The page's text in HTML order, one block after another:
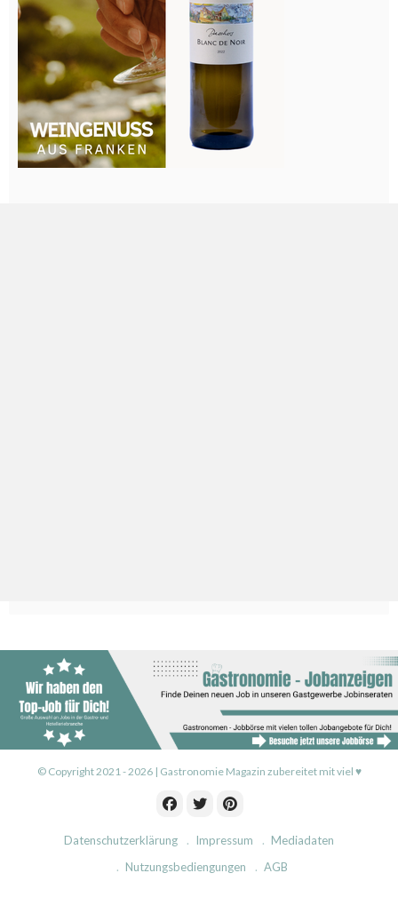
© Copyright 2021 - 2026 | Gastronomie Magazin zubereitet mit viel ♥
Datenschutzerklärung Impressum
Mediadaten
Nutzungsbediengungen
AGB